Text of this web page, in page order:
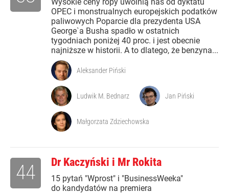
OPEC i monstrualnych europejskich podatków
paliwowych Poparcie dla prezydenta USA
George`a Busha spadło w ostatnich
tygodniach poniżej 40 proc. i jest obecnie
najniższe w historii. A to dlatego, że benzyna...
Aleksander Piński
Ludwik M. Bednarz Jan Piński
Małgorzata Zdziechowska
Dr Kaczyński i Mr Rokita
15 pytań "Wprost" i "BusinessWeeka"
do kandydatów na premiera
44